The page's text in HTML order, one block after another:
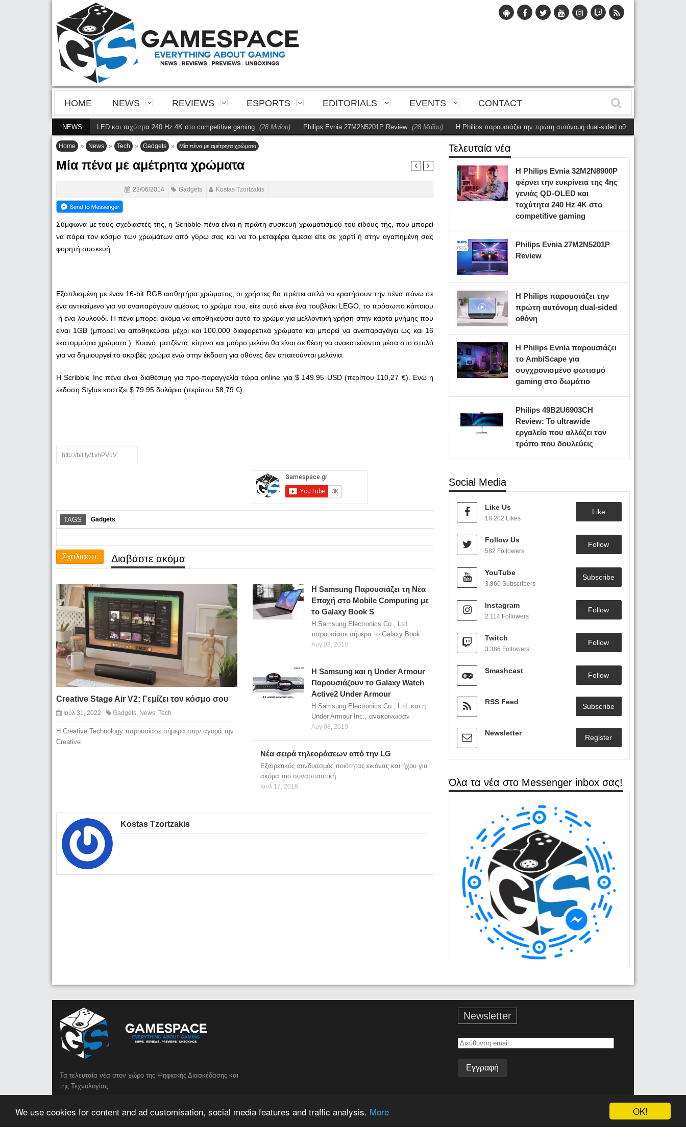
OK!
We use cookies for content and ad customisation, social media features and traffic analysis. More
HOME NEWS REVIEWS ESPORTS EDITORIALS EVENTS CONTACT
NEWS
της 4ης γενιάς QD-OLED και ταχύτητα 240 Hz 4K στο competitive gaming (28 Μαΐου) Philips Evnia 27M2N5201P Review (28 Μαΐου) Η Philips παρουσιάζει την πρώτη αυτόνομη dual-sided οθόνη
Home » News » Tech » Gadgets » Μία πένα με αμέτρητα χρώματα
Μία πένα με αμέτρητα χρώματα
23/06/2014 Gadgets Kostas Tzortzakis
Σύμφωνα με τους σχεδιαστές της, η Scribble πένα είναι η πρώτη συσκευή χρωματισμού του είδους της, που μπορεί
να πάρει τον κόσμο των χρωμάτων από γύρω σας και να το μεταφέρει άμεσα είτε σε χαρτί ή στην αγαπημένη σας
φορητή συσκευή.
Εξοπλισμένη με έναν 16-bit RGB αισθητήρα χρώματος, οι χρήστες θα πρέπει απλά να κρατήσουν την πένα πάνω σε
ένα αντικείμενο για να αναπαράγουν αμέσως το χρώμα του, είτε αυτό είναι ένα τουβλάκι LEGO, το πρόσωπο κάποιου
ή ένα λουλούδι. Η πένα μπορεί ακόμα να αποθηκεύσει αυτό το χρώμα για μελλοντική χρήση στην κάρτα μνήμης που
είναι 1GB (μπορεί να αποθηκεύσει μέχρι και 100.000 διαφορετικά χρώματα και μπορεί να αναπαραγάγει ως και 16
εκατομμύρια χρώματα ). Κυανό, ματζέντα, κίτρινο και μαύρο μελάνι θα είναι σε θέση να ανακατεύονται μέσα στο στυλό
για να δημιουργεί το ακριβές χρώμα ενώ στην έκδοση για οθόνες δεν απαιτούνται μελάνια.
Η Scribble Inc πένα είναι διαθέσιμη για προ-παραγγελία τώρα online για $ 149.95 USD (περίπου 110,27 €). Ενώ η
έκδοση Stylus κοστίζει $ 79.95 δολάρια (περίπου 58,79 €).
TAGS Gadgets
Σχολιάστε Διαβάστε ακόμα
Creative Stage Air V2: Γεμίζει τον κόσμο σου
Ιούλ 31, 2022 Gadgets News Tech
Η Creative Technology παρουσίασε σήμερα στην αγορά την
Creative
Η Samsung Παρουσιάζει τη Νέα
Εποχή στο Mobile Computing με
το Galaxy Book S
Η Samsung Electronics Co., Ltd.
παρουσίασε σήμερα το Galaxy Book
Αυγ 08, 2019
Η Samsung και η Under Armour
Παρουσιάζουν το Galaxy Watch
Active2 Under Armour
Η Samsung Electronics Co., Ltd. και η
Under Armour Inc., ανακοίνωσαν
Αυγ 08, 2019
Νέα σειρά τηλεοράσεων από την LG
Εξαιρετικός συνδυασμός ποιότητας εικόνας και ήχου για
ακόμα πιο συναρπαστική
Ιούλ 17, 2018
Kostas Tzortzakis
Τελευταία νέα
Η Philips Evnia 32M2N8900P
φέρνει την ευκρίνεια της 4ης
γενιάς QD-OLED και
ταχύτητα 240 Hz 4K στο
competitive gaming
Philips Evnia 27M2N5201P
Review
Η Philips παρουσιάζει την
πρώτη αυτόνομη dual-sided
οθόνη
Η Philips Evnia παρουσιάζει
το AmbiScape για
συγχρονισμένο φωτισμό
gaming στο δωμάτιο
Philips 49B2U6903CH
Review: Το ultrawide
εργαλείο που αλλάζει τον
τρόπο που δουλεύεις
Social Media
Like Us
18.202 Likes
Like
Follow Us
582 Followers
Follow
YouTube
3.860 Subscribers
Subscribe
Instagram
2.114 Followers
Follow
Twitch
3.386 Followers
Follow
Smashcast
Follow
RSS Feed
Subscribe
Newsletter
Register
Όλα τα νέα στο Messenger inbox σας!
Τα τελευταία νέα στον χώρο της Ψηφιακής Διασκέδασης και
της Τεχνολογίας.
Newsletter
Διεύθυνση